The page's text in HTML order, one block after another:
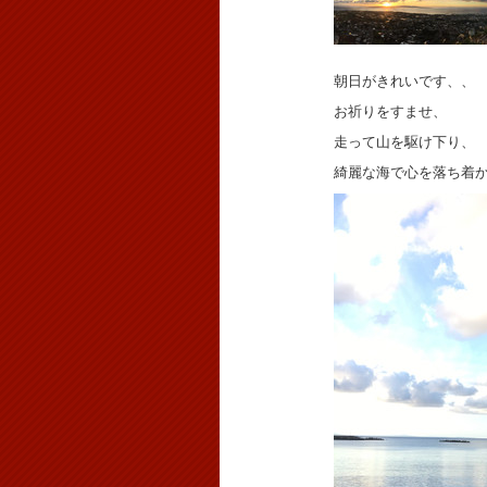
朝日がきれいです、、
お祈りをすませ、
走って山を駆け下り、
綺麗な海で心を落ち着